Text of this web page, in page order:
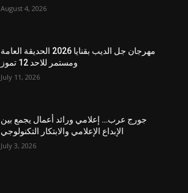
August 4, 2026
مهرجان جل الديب بقنايا 2026 الحديقة العامة
ومستمر للاحد 12 تموز
July 11, 2026
جورج عرب… إعلامي ورائد أعمال يجمع بين
الإبداع الإعلامي والابتكار التكنولوجي
July 3, 2026